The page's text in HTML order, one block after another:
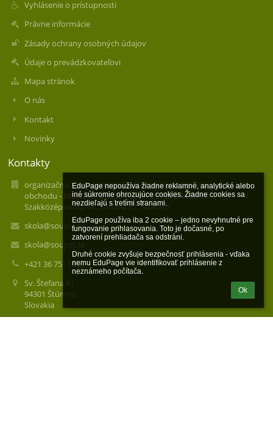
EduPage nepoužíva žiadne reklamné, analytické alebo
iné súkromie ohrozujúce cookies. Žiadne cookies sa
nezdieľajú s tretími stranami.
EduPage používa iba 2 cookie – jedno nevyhnutné pre
fungovanie prihlasovania. Toto je dočasné, po
zatvorení prehliadača sa odstráni.
Druhé cookie zvyšuje bezpečnosť prihlásenia - vďaka
nemu EduPage vie identifikovať prihlásenie z
neznámeho počítača.
Ok
Vyhlásenie o prístupnosti
Právne informácie
Zásady ochrany osobných údajov
Údaje o prevádzkovateľovi
Mapa stránok
O nás
Kontakt
Novinky
Kontakty
organizačná zložka: Stredná odborná škola techniky, služieb a
obchodu - Műszaki, Szolgáltatások és Kereskedelmi
Szakközépiskola, Sv. Štefana 81, Štúrovo
skola@soupst.sk
skola@soupst.sk
+421 36 7511368
Sv. Štefana 81
94301 Štúrovo
Slovakia